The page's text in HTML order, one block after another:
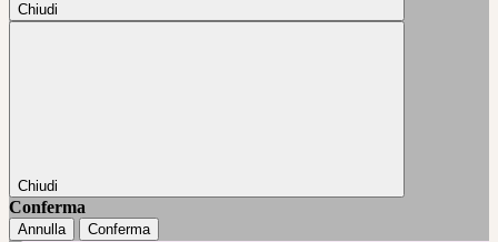
Chiudi
Chiudi
Conferma
Annulla Conferma